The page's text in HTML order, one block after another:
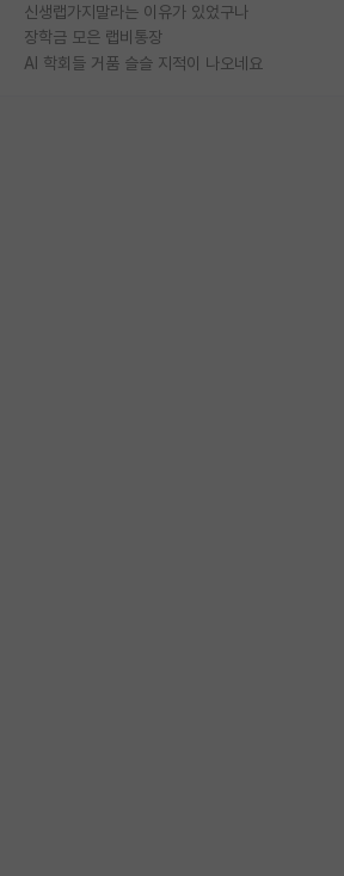
신생랩가지말라는 이유가 있었구나
장학금 모은 랩비통장
AI 학회들 거품 슬슬 지적이 나오네요